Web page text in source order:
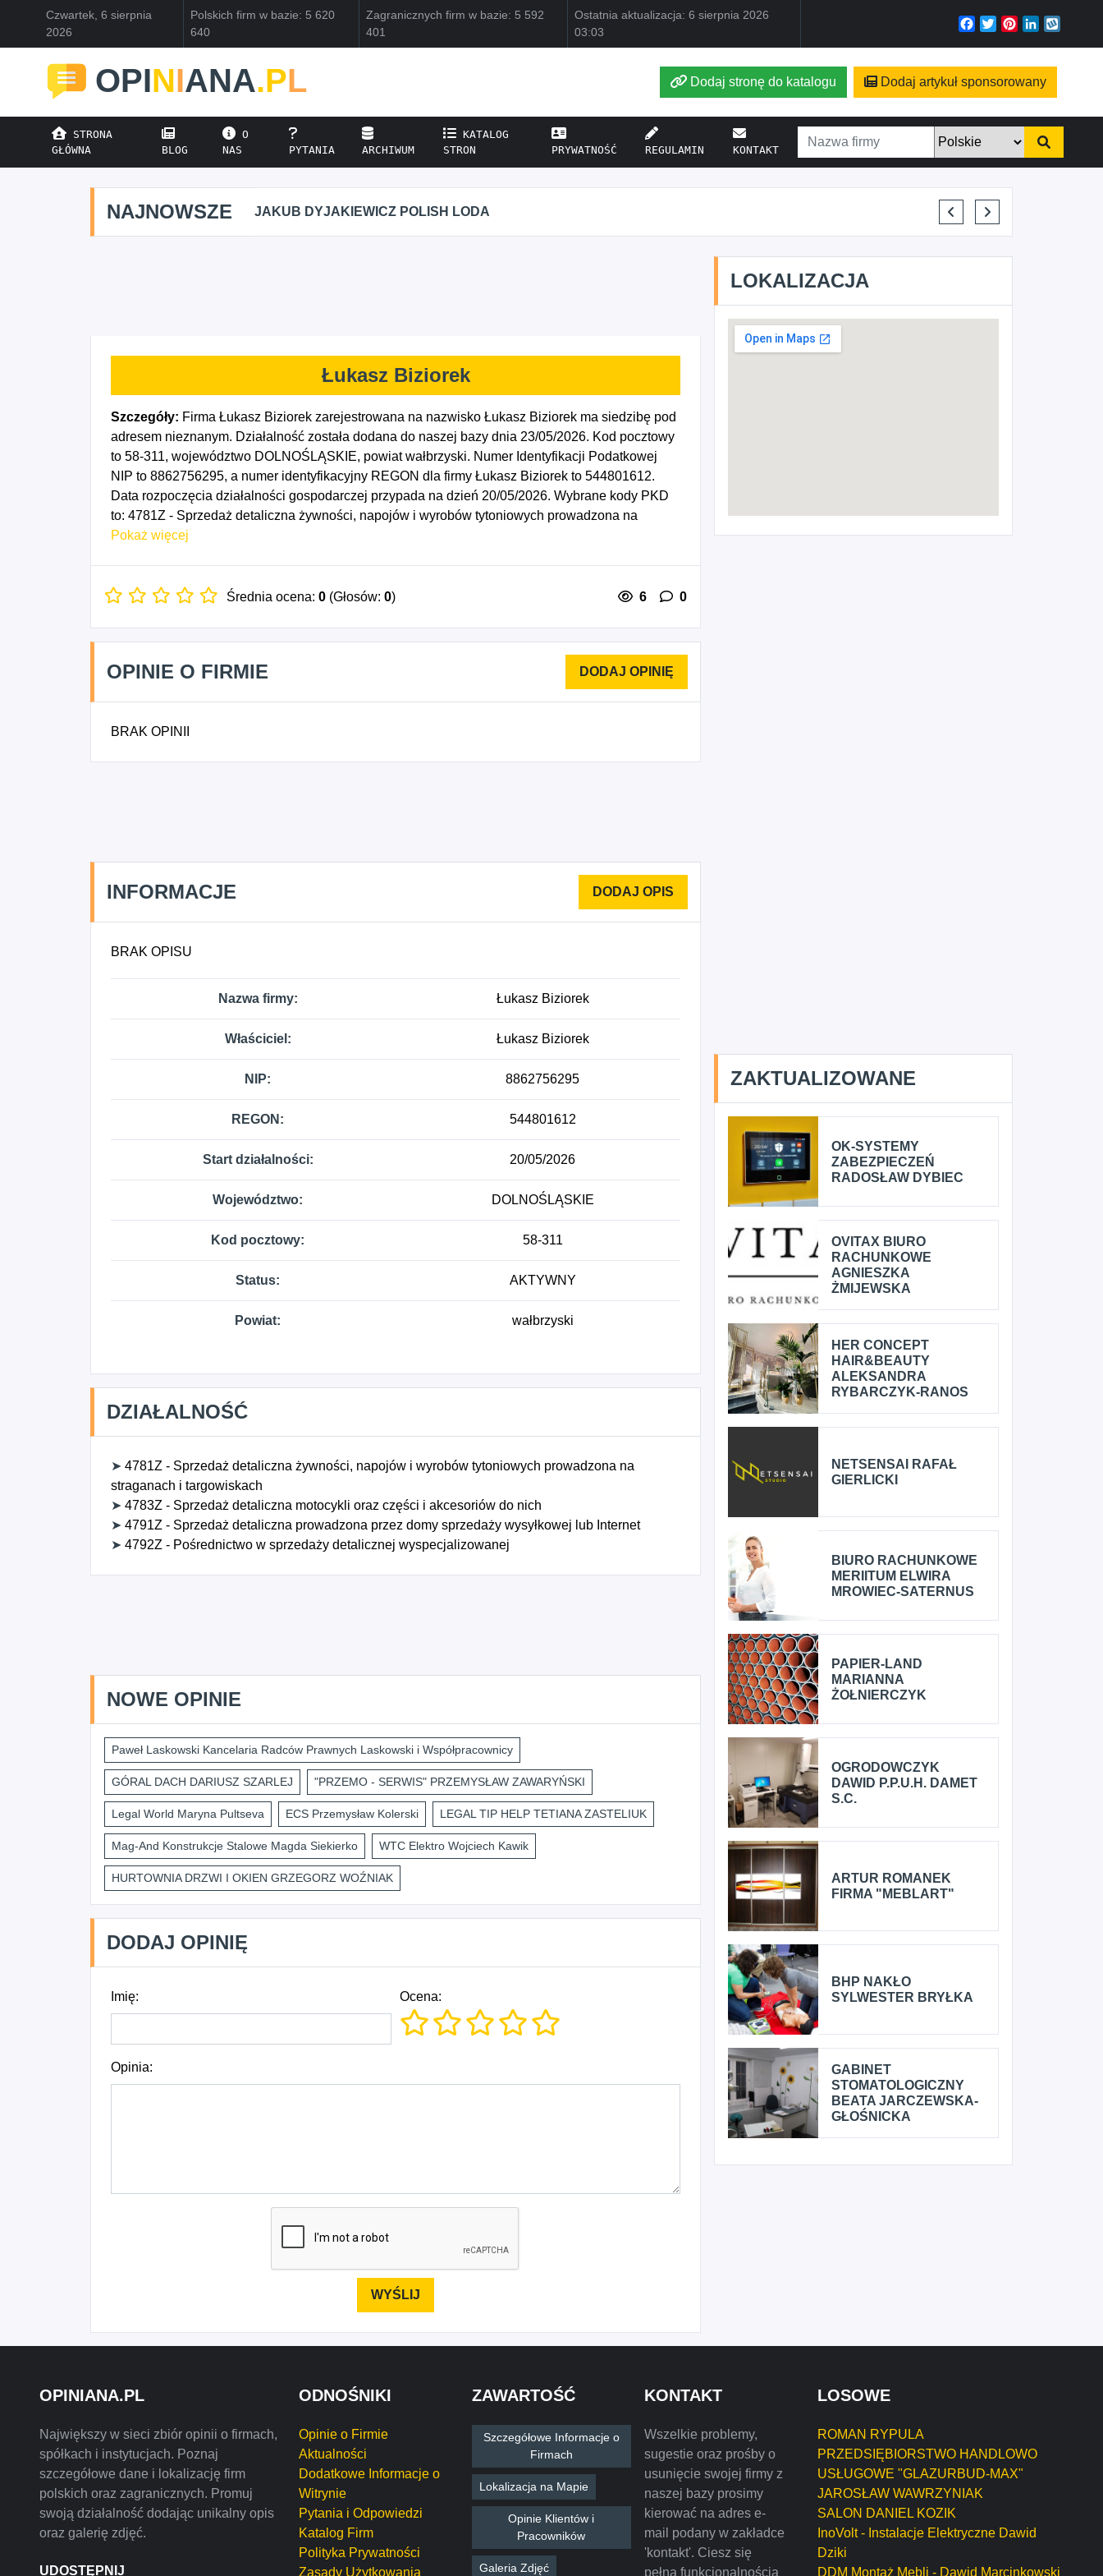
Czwartek, 6 sierpnia
2026
Polskich firm w bazie: 5 620
640
Zagranicznych firm w bazie: 5 592
401
Ostatnia aktualizacja: 6 sierpnia 2026
03:03
Facebook
TwitterPinterest
LinkedIn
OPINIANA.PL Dodaj stronę do katalogu Dodaj artykuł sponsorowany
STRONA
GŁÓWNA
BLOG
O
NAS
PYTANIA ARCHIWUM
KATALOG
STRON
PRYWATNOŚĆ REGULAMIN KONTAKT
NAJNOWSZE JAKUB DYJAKIEWICZ POLISH LODA ELENA MAKARCHIK
Łukasz Biziorek
Szczegóły: Firma Łukasz Biziorek zarejestrowana na nazwisko Łukasz Biziorek ma siedzibę pod
adresem nieznanym. Działalność została dodana do naszej bazy dnia 23/05/2026. Kod pocztowy
to 58-311, województwo DOLNOŚLĄSKIE, powiat wałbrzyski. Numer Identyfikacji Podatkowej
NIP to 8862756295, a numer identyfikacyjny REGON dla firmy Łukasz Biziorek to 544801612.
Data rozpoczęcia działalności gospodarczej przypada na dzień 20/05/2026. Wybrane kody PKD
to: 4781Z - Sprzedaż detaliczna żywności, napojów i wyrobów tytoniowych prowadzona na
straganach i targowiskach, 4783Z - Sprzedaż detaliczna motocykli oraz części i akcesoriów do
Pokaż więcej
Średnia ocena: 0 (Głosów: 0) 6 0
OPINIE O FIRMIE
BRAK OPINII
INFORMACJE
BRAK OPISU
Nazwa firmy: Łukasz Biziorek
Właściciel: Łukasz Biziorek
NIP: 8862756295
REGON: 544801612
Start działalności: 20/05/2026
Województwo: DOLNOŚLĄSKIE
Kod pocztowy: 58-311
Status: AKTYWNY
Powiat: wałbrzyski
DZIAŁALNOŚĆ
➤ 4781Z - Sprzedaż detaliczna żywności, napojów i wyrobów tytoniowych prowadzona na
straganach i targowiskach
➤ 4783Z - Sprzedaż detaliczna motocykli oraz części i akcesoriów do nich
➤ 4791Z - Sprzedaż detaliczna prowadzona przez domy sprzedaży wysyłkowej lub Internet
➤ 4792Z - Pośrednictwo w sprzedaży detalicznej wyspecjalizowanej
NOWE OPINIE
Paweł Laskowski Kancelaria Radców Prawnych Laskowski i Współpracownicy
GÓRAL DACH DARIUSZ SZARLEJ "PRZEMO - SERWIS" PRZEMYSŁAW ZAWARYŃSKI
Legal World Maryna Pultseva ECS Przemysław Kolerski LEGAL TIP HELP TETIANA ZASTELIUK
Mag-And Konstrukcje Stalowe Magda Siekierko WTC Elektro Wojciech Kawik
HURTOWNIA DRZWI I OKIEN GRZEGORZ WOŹNIAK
DODAJ OPINIĘ
Imię: Ocena:
Opinia:
LOKALIZACJA
ZAKTUALIZOWANE
OK-SYSTEMY
ZABEZPIECZEŃ
RADOSŁAW DYBIEC
OVITAX BIURO
RACHUNKOWE
AGNIESZKA
ŻMIJEWSKA
HER CONCEPT
HAIR&BEAUTY
ALEKSANDRA
RYBARCZYK-RANOS
NETSENSAI RAFAŁ
GIERLICKI
BIURO RACHUNKOWE
MERIITUM ELWIRA
MROWIEC-SATERNUS
PAPIER-LAND
MARIANNA
ŻOŁNIERCZYK
OGRODOWCZYK
DAWID P.P.U.H. DAMET
S.C.
ARTUR ROMANEK
FIRMA "MEBLART"
BHP NAKŁO
SYLWESTER BRYŁKA
GABINET
STOMATOLOGICZNY
BEATA JARCZEWSKA-
GŁOŚNICKA
OPINIANA.PL
Największy w sieci zbiór opinii o firmach,
spółkach i instytucjach. Poznaj
szczegółowe dane i lokalizację firm
polskich oraz zagranicznych. Promuj
swoją działalność dodając unikalny opis
oraz galerię zdjęć.
UDOSTĘPNIJ
ODNOŚNIKI
Opinie o Firmie
Aktualności
Dodatkowe Informacje o
Witrynie
Pytania i Odpowiedzi
Katalog Firm
Polityka Prywatności
Zasady Użytkowania
ZAWARTOŚĆ
Szczegółowe Informacje o
Firmach
Lokalizacja na Mapie
Opinie Klientów i
Pracowników
Galeria Zdjęć
KONTAKT
Wszelkie problemy,
sugestie oraz prośby o
usunięcie swojej firmy z
naszej bazy prosimy
kierować na adres e-
mail podany w zakładce
'kontakt'. Ciesz się
pełną funkcjonalnością
LOSOWE
ROMAN RYPULA
PRZEDSIĘBIORSTWO HANDLOWO
USŁUGOWE "GLAZURBUD-MAX"
JAROSŁAW WAWRZYNIAK
SALON DANIEL KOZIK
InoVolt - Instalacje Elektryczne Dawid
Dziki
DDM Montaż Mebli - Dawid Marcinkowski